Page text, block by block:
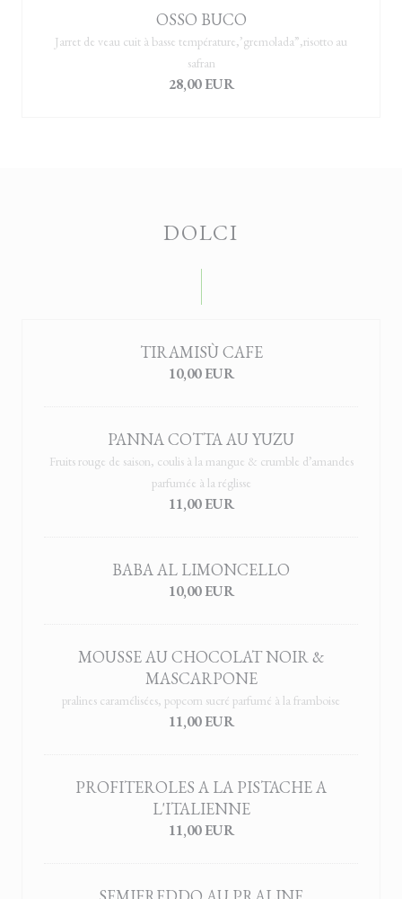
OSSO BUCO
Jarret de veau cuit à basse température,’gremolada”,risotto au
safran
28,00 EUR
DOLCI
TIRAMISÙ CAFE
10,00 EUR
PANNA COTTA AU YUZU
Fruits rouge de saison, coulis à la mangue & crumble d’amandes
parfumée à la réglisse
11,00 EUR
BABA AL LIMONCELLO
10,00 EUR
MOUSSE AU CHOCOLAT NOIR &
MASCARPONE
pralines caramélisées, popcorn sucré parfumé à la framboise
11,00 EUR
PROFITEROLES A LA PISTACHE A
L'ITALIENNE
11,00 EUR